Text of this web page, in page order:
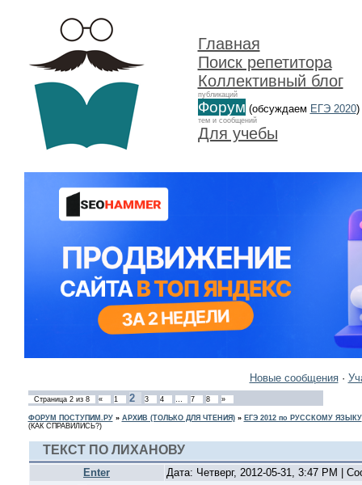
Главная
Поиск репетитора
Коллективный блог
публикаций
Форум (обсуждаем ЕГЭ 2020)
тем и сообщений
Для учебы
Новые сообщения·
Страница 2из 8 « 1 2 3 4 … 7 8 »
ФОРУМ ПОСТУПИМ.РУ» АРХИВ (ТОЛЬКО ДЛЯ ЧТЕНИЯ)» ЕГЭ 2012 по РУССКОМУ ЯЗЫКУ
(КАК СПРАВИЛИСЬ?)
ТЕКСТ ПО ЛИХАНОВУ
Enter Дата: Четверг, 2012-05-31, 3:47 PM |